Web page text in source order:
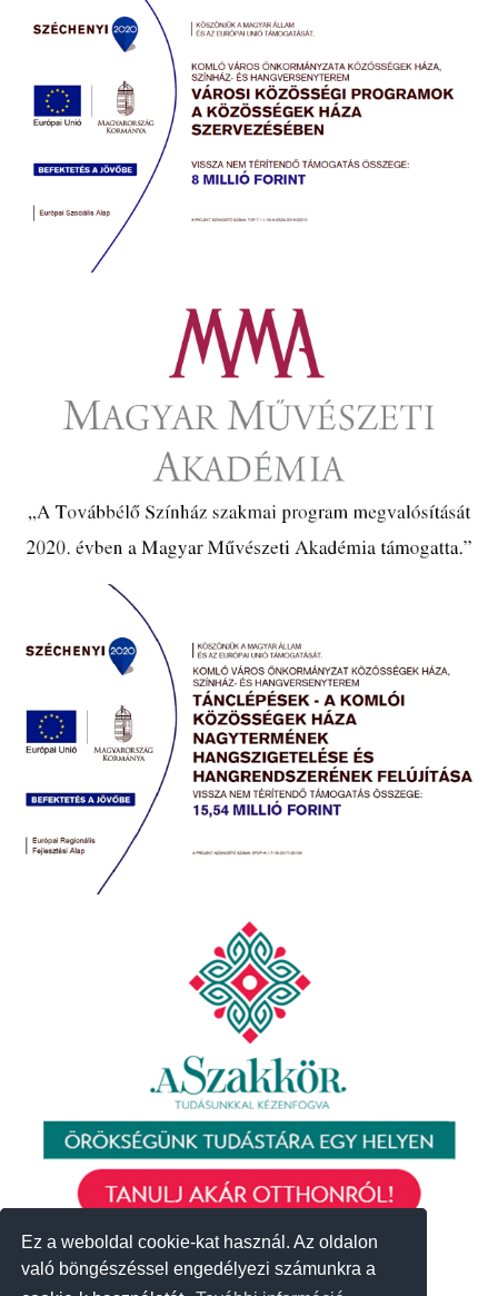
Ez a weboldal cookie-kat használ. Az oldalon
való böngészéssel engedélyezi számunkra a
Ez a weboldal cookie-kat használ. Az oldalon
való böngészéssel engedélyezi számunkra a